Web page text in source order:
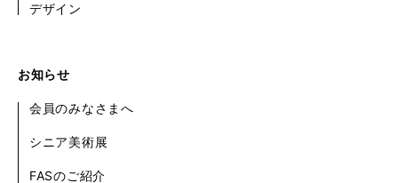
デザイン
お知らせ
会員のみなさまへ
シニア美術展
FASのご紹介